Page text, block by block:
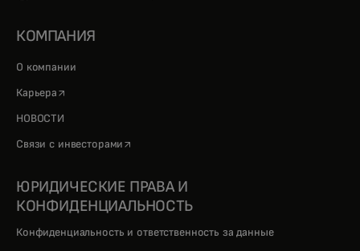
КОМПАНИЯ
О компании
Карьера opens in a new tab
НОВОСТИ
Связи с инвесторами opens in a new tab
ЮРИДИЧЕСКИЕ ПРАВА И
КОНФИДЕНЦИАЛЬНОСТЬ
Конфиденциальность и ответственность за данные